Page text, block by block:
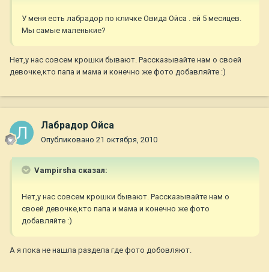
У меня есть лабрадор по кличке Овида Ойса . ей 5 месяцев.
Мы самые маленькие?
Нет,у нас совсем крошки бывают. Рассказывайте нам о своей
девочке,кто папа и мама и конечно же фото добавляйте :)
Лабрадор Ойса
Опубликовано 21 октября, 2010
Vampirsha сказал:
Нет,у нас совсем крошки бывают. Рассказывайте нам о
своей девочке,кто папа и мама и конечно же фото
добавляйте :)
А я пока не нашла раздела где фото добовляют.